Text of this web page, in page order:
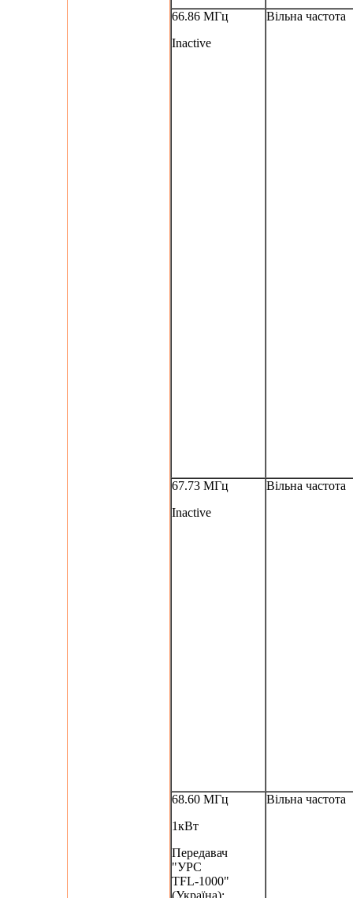
66.86 МГц
Inactive
Вільна частота
67.73 МГц
Inactive
Вільна частота
68.60 МГц
1кВт
Передавач
"УРС
TFL-1000"
(Україна);
Вільна частота